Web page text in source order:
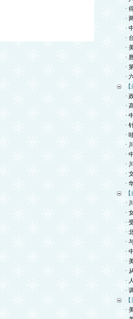
·
·
·
·
·
·
·
·
·
·
·
·
·
·
·
·
·
·
·
·
·
·
·
·
·
·
·
·
·